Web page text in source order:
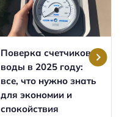
Поверка счетчиков
воды в 2025 году:
все, что нужно знать
для экономии и
спокойствия